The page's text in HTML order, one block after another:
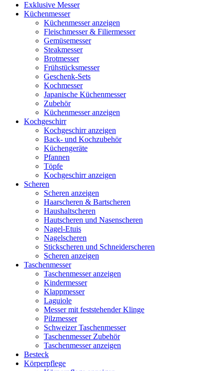
Exklusive Messer
Küchenmesser
Küchenmesser anzeigen
Fleischmesser & Filiermesser
Gemüsemesser
Steakmesser
Brotmesser
Frühstücksmesser
Geschenk-Sets
Kochmesser
Japanische Küchenmesser
Zubehör
Küchenmesser anzeigen
Kochgeschirr
Kochgeschirr anzeigen
Back- und Kochzubehör
Küchengeräte
Pfannen
Töpfe
Kochgeschirr anzeigen
Scheren
Scheren anzeigen
Haarscheren & Bartscheren
Haushaltscheren
Hautscheren und Nasenscheren
Nagel-Etuis
Nagelscheren
Stickscheren und Schneiderscheren
Scheren anzeigen
Taschenmesser
Taschenmesser anzeigen
Kindermesser
Klappmesser
Laguiole
Messer mit feststehender Klinge
Pilzmesser
Schweizer Taschenmesser
Taschenmesser Zubehör
Taschenmesser anzeigen
Besteck
Körperpflege